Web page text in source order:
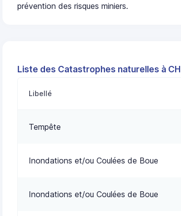
prévention des risques miniers.
Liste des Catastrophes naturelles à
Libellé
Tempête
Inondations et/ou Coulées de Boue
Inondations et/ou Coulées de Boue